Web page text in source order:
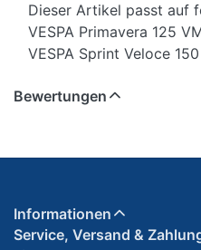
Dieser Artikel passt auf
VESPA Primavera 125
VESPA Sprint Veloce
Bewertungen
Informationen
Service, Versand &